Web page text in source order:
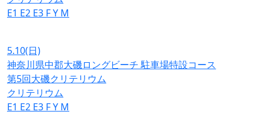
E1 E2 E3 FY M
5.10(日)
神奈川県中郡大磯ロングビーチ 駐車場特設コース
第5回大磯クリテリウム
クリテリウム
E1 E2 E3 FY M